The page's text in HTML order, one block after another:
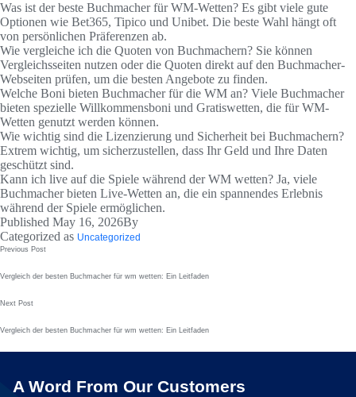
Was ist der beste Buchmacher für WM-Wetten? Es gibt viele gute
Optionen wie Bet365, Tipico und Unibet. Die beste Wahl hängt oft
von persönlichen Präferenzen ab.
Wie vergleiche ich die Quoten von Buchmachern? Sie können
Vergleichsseiten nutzen oder die Quoten direkt auf den Buchmacher-
Webseiten prüfen, um die besten Angebote zu finden.
Welche Boni bieten Buchmacher für die WM an? Viele Buchmacher
bieten spezielle Willkommensboni und Gratiswetten, die für WM-
Wetten genutzt werden können.
Wie wichtig sind die Lizenzierung und Sicherheit bei Buchmachern?
Extrem wichtig, um sicherzustellen, dass Ihr Geld und Ihre Daten
geschützt sind.
Kann ich live auf die Spiele während der WM wetten? Ja, viele
Buchmacher bieten Live-Wetten an, die ein spannendes Erlebnis
während der Spiele ermöglichen.
Published May 16, 2026By
Categorized as Uncategorized
Post
navigation
Previous Post
Vergleich der besten Buchmacher für wm wetten: Ein Leitfaden
Next Post
Vergleich der besten Buchmacher für wm wetten: Ein Leitfaden
A Word From Our Customers